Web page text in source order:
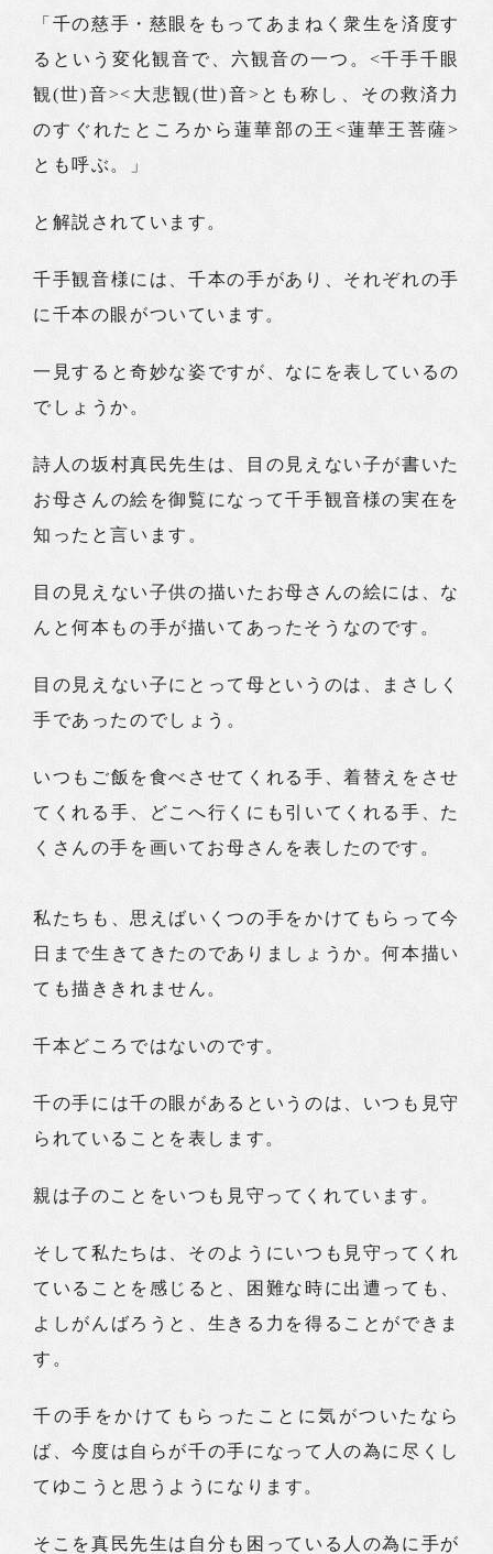
「千の慈手・慈眼をもってあまねく衆生を済度す
るという変化観音で、六観音の一つ。<千手千眼
観(世)音><大悲観(世)音>とも称し、その救済力
のすぐれたところから蓮華部の王<蓮華王菩薩>
とも呼ぶ。」
と解説されています。
千手観音様には、千本の手があり、それぞれの手
に千本の眼がついています。
一見すると奇妙な姿ですが、なにを表しているの
でしょうか。
詩人の坂村真民先生は、目の見えない子が書いた
お母さんの絵を御覧になって千手観音様の実在を
知ったと言います。
目の見えない子供の描いたお母さんの絵には、な
んと何本もの手が描いてあったそうなのです。
目の見えない子にとって母というのは、まさしく
手であったのでしょう。
いつもご飯を食べさせてくれる手、着替えをさせ
てくれる手、どこへ行くにも引いてくれる手、た
くさんの手を画いてお母さんを表したのです。
私たちも、思えばいくつの手をかけてもらって今
日まで生きてきたのでありましょうか。何本描い
ても描ききれません。
千本どころではないのです。
千の手には千の眼があるというのは、いつも見守
られていることを表します。
親は子のことをいつも見守ってくれています。
そして私たちは、そのようにいつも見守ってくれ
ていることを感じると、困難な時に出遭っても、
よしがんばろうと、生きる力を得ることができま
す。
千の手をかけてもらったことに気がついたなら
ば、今度は自らが千の手になって人の為に尽くし
てゆこうと思うようになります。
そこを真民先生は自分も困っている人の為に手が